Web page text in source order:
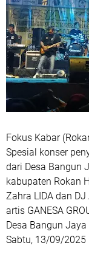
Fokus Kabar
Spesial konser
dari Desa Bangun
kabupaten Rokan
Zahra LIDA dan
artis GANESA
Desa Bangun Jaya
Sabtu, 13/09/2025